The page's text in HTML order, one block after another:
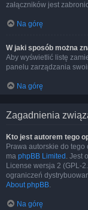
załączników jest
Na górę
W jaki sposób można
Aby wyświetlić listę
panelu zarządzania
Na górę
Zagadnienia
Kto jest autorem tego
Prawa autorskie do
ma phpBB Limited . Jest
License wersja 2 (GPL-
ograniczeń
About phpBB.
Na górę